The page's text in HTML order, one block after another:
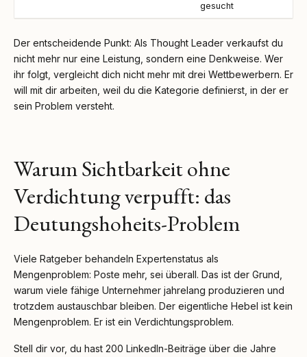
gesucht
Der entscheidende Punkt: Als Thought Leader verkaufst du
nicht mehr nur eine Leistung, sondern eine Denkweise. Wer
ihr folgt, vergleicht dich nicht mehr mit drei Wettbewerbern. Er
will mit dir arbeiten, weil du die Kategorie definierst, in der er
sein Problem versteht.
Warum Sichtbarkeit ohne
Verdichtung verpufft: das
Deutungshoheits-Problem
Viele Ratgeber behandeln Expertenstatus als
Mengenproblem: Poste mehr, sei überall. Das ist der Grund,
warum viele fähige Unternehmer jahrelang produzieren und
trotzdem austauschbar bleiben. Der eigentliche Hebel ist kein
Mengenproblem. Er ist ein Verdichtungsproblem.
Stell dir vor, du hast 200 LinkedIn-Beiträge über die Jahre